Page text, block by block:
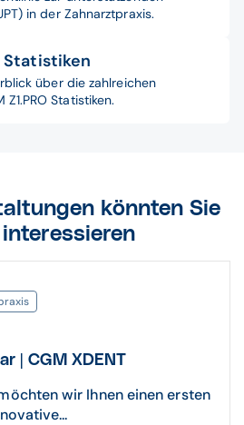
in der Zahnarztpraxis.
Statistiken
über die zahlreichen
Statistiken.
könnten Sie
| CGM XDENT
wir Ihnen einen ersten